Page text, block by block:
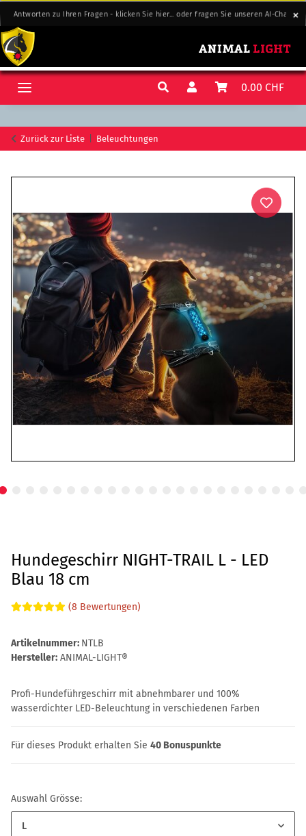
Antworten zu Ihren Fragen - klicken Sie hier... oder fragen Sie unseren AI-Chat-
Antworten zu Ihren Fragen - klicken Sie hier... oder fragen Sie unseren AI-Chat-
0.00 CHF
Zurück zur Liste Beleuchtungen
Hundegeschirr NIGHT-TRAIL L - LED
Blau 18 cm
(8 Bewertungen)
Artikelnummer: NTLB
Hersteller: ANIMAL-LIGHT®
Profi-Hundeführgeschirr mit abnehmbarer und 100%
wasserdichter LED-Beleuchtung in verschiedenen Farben
Für dieses Produkt erhalten Sie 40 Bonuspunkte
Auswahl Grösse:
L